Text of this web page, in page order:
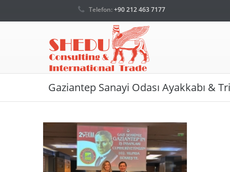
Telefon:+90 212 463 7177
Gaziantep Sanayi Odası Ayakkabı &